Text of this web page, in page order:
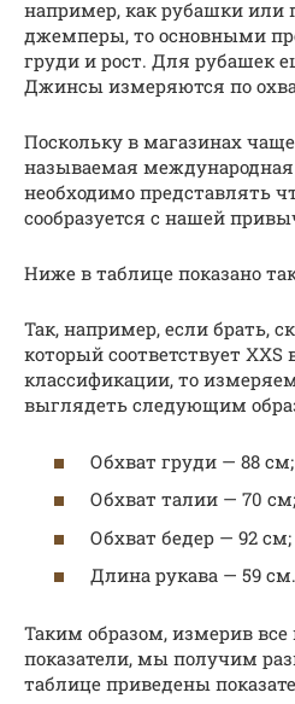
например, как рубашки или
джемперы, то основными
груди и рост. Для рубашек
Джинсы измеряются по
Поскольку в магазинах чаще
называемая международная
необходимо представлять
сообразуется с нашей
Ниже в таблице показано
Так, например, если брать,
который соответствует
классификации, то
выглядеть следующим
Обхват груди — 88 см;
Обхват талии — 70 см;
Обхват бедер — 92 см;
Длина рукава — 59 см.
Таким образом, измерив
показатели, мы получим
таблице приведены